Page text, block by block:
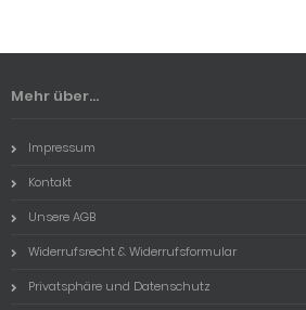
Mehr über...
Impressum
Kontakt
Unsere AGB
Widerrufsrecht & Widerrufsformular
Privatsphäre und Datenschutz